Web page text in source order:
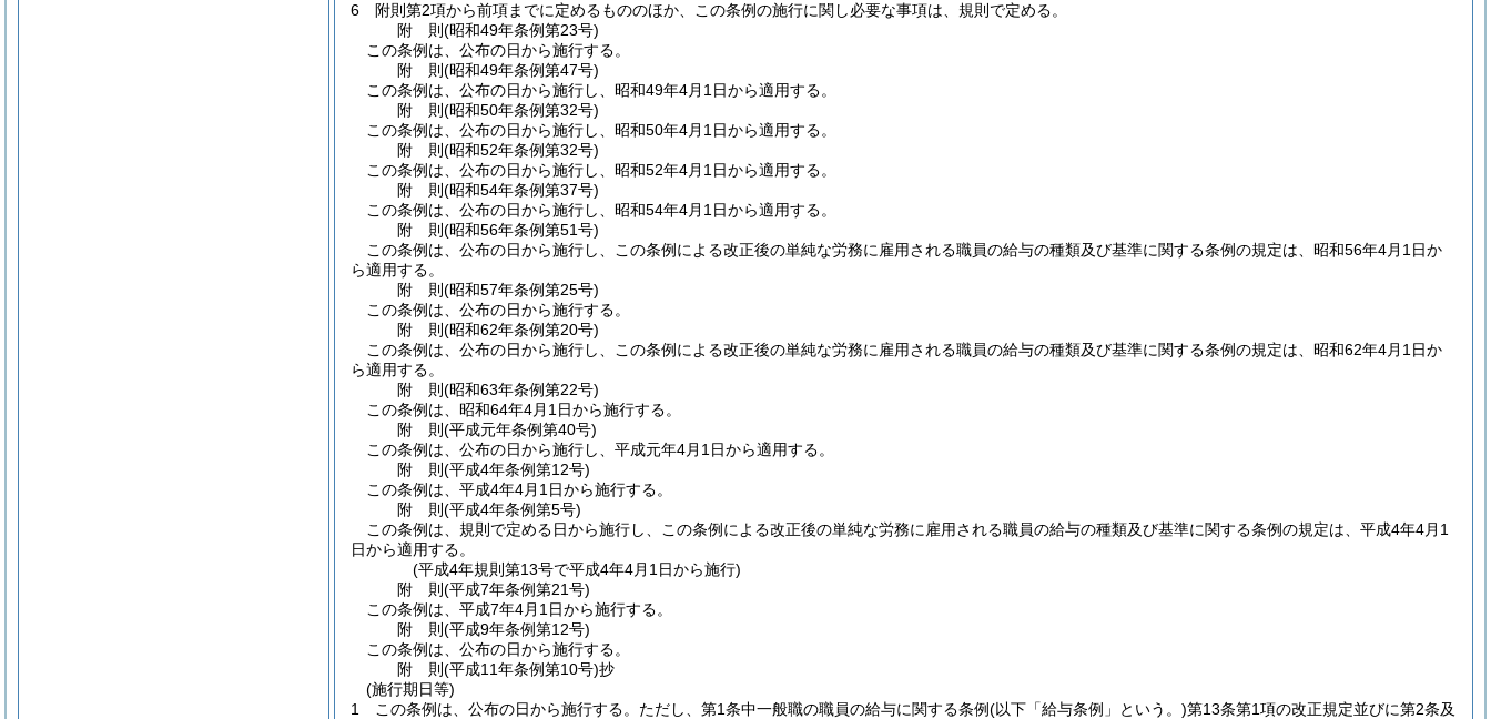
6
附則第2項から前項までに定めるもののほか、この条例の施行に関し必要な事項は、規則で定める。
附 則(昭和49年条例第23号)
この条例は、公布の日から施行する。
附 則(昭和49年条例第47号)
この条例は、公布の日から施行し、昭和49年4月1日から適用する。
附 則(昭和50年条例第32号)
この条例は、公布の日から施行し、昭和50年4月1日から適用する。
附 則(昭和52年条例第32号)
この条例は、公布の日から施行し、昭和52年4月1日から適用する。
附 則(昭和54年条例第37号)
この条例は、公布の日から施行し、昭和54年4月1日から適用する。
附 則(昭和56年条例第51号)
この条例は、公布の日から施行し、この条例による改正後の単純な労務に雇用される職員の給与の種類及び基準に関する条例の規定は、昭和56年4月1日か
ら適用する。
附 則(昭和57年条例第25号)
この条例は、公布の日から施行する。
附 則(昭和62年条例第20号)
この条例は、公布の日から施行し、この条例による改正後の単純な労務に雇用される職員の給与の種類及び基準に関する条例の規定は、昭和62年4月1日か
ら適用する。
附 則(昭和63年条例第22号)
この条例は、昭和64年4月1日から施行する。
附 則(平成元年条例第40号)
この条例は、公布の日から施行し、平成元年4月1日から適用する。
附 則(平成4年条例第12号)
この条例は、平成4年4月1日から施行する。
附 則(平成4年条例第5号)
この条例は、規則で定める日から施行し、この条例による改正後の単純な労務に雇用される職員の給与の種類及び基準に関する条例の規定は、平成4年4月1
日から適用する。
(平成4年規則第13号で平成4年4月1日から施行)
附 則(平成7年条例第21号)
この条例は、平成7年4月1日から施行する。
附 則(平成9年条例第12号)
この条例は、公布の日から施行する。
附 則(平成11年条例第10号)抄
(施行期日等)
1
この条例は、公布の日から施行する。 ただし、第1条中一般職の職員の給与に関する条例(以下「給与条例」という。)第13条第1項の改正規定並びに第2条及